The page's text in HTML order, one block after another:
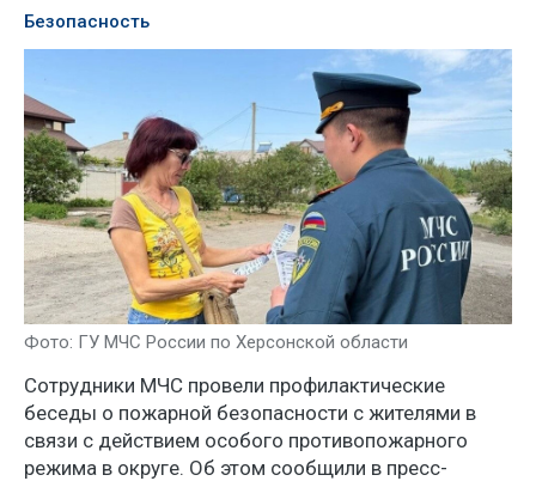
Безопасность
Фото: ГУ МЧС России по Херсонской области
Сотрудники МЧС провели профилактические
беседы о пожарной безопасности с жителями в
связи с действием особого противопожарного
режима в округе. Об этом сообщили в пресс-